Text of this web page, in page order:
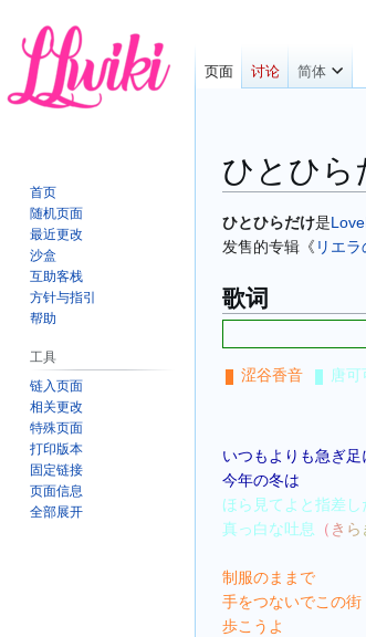
ひとひら
跳
转
导
航
跳
转
搜
索
ひとひらだけ是
发售的专辑《 リエ
歌词
涩谷香音 唐可
いつもよりも急ぎ
今年の冬は
ほら見てよと指差し
真っ白な吐息 （きら
制服のままで
手をつないでこの街
歩こうよ
页面 讨论 简体
首页
随机页面
最近更改
沙盒
互助客栈
方针与指引
帮助
工具
链入页面
相关更改
特殊页面
打印版本
固定链接
页面信息
全部展开